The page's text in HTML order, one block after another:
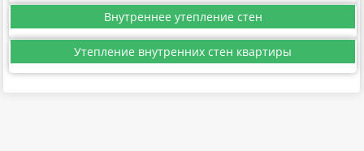
Внутреннее утепление стен
Утепление внутренних стен квартиры